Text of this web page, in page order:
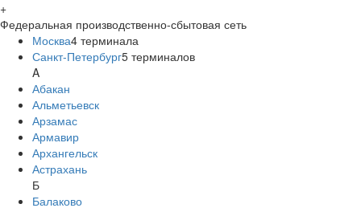
+
Федеральная производственно-сбытовая сеть
Москва4 терминала
Санкт-Петербург5 терминалов
A
Абакан
Альметьевск
Арзамас
Армавир
Архангельск
Астрахань
Б
Балаково